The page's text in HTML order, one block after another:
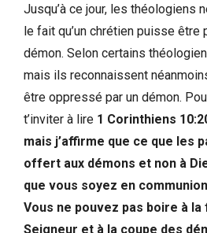
Jusqu’à ce jour, les théologiens
le fait qu’un chrétien puisse être
démon. Selon certains
mais ils reconnaissent
être oppressé par un démon.
t’inviter à lire 1 Corinthiens
mais j’affirme que ce que les
offert aux démons et non à
que vous soyez en
Vous ne pouvez pas boire à la
Seigneur et à la coupe des